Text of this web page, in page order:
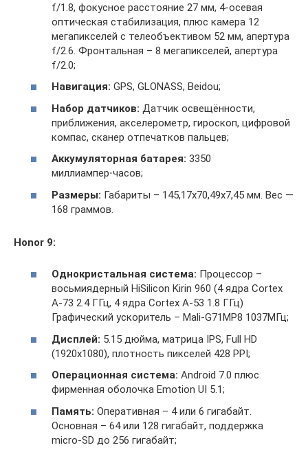
f/1.8, фокусное расстояние 27 мм, 4-осевая
оптическая стабилизация, плюс камера 12
мегапикселей с телеобъективом 52 мм, апертура
f/2.6. Фронтальная – 8 мегапикселей, апертура
f/2.0;
Навигация: GPS, GLONASS, Beidou;
Набор датчиков: Датчик освещённости,
приближения, акселерометр, гироскоп, цифровой
компас, сканер отпечатков пальцев;
Аккумуляторная батарея: 3350
миллиампер⋅часов;
Размеры: Габариты – 145,17х70,49х7,45 мм. Вес —
168 граммов.
Honor 9:
Однокристальная система: Процессор –
восьмиядерный HiSilicon Kirin 960 (4 ядра Cortex
A-73 2.4 ГГц, 4 ядра Cortex A-53 1.8 ГГц)
Графический ускоритель – Mali-G71MP8 1037МГц;
Дисплей: 5.15 дюйма, матрица IPS, Full HD
(1920х1080), плотность пикселей 428 PPI;
Операционная система: Android 7.0 плюс
фирменная оболочка Emotion UI 5.1;
Память: Оперативная – 4 или 6 гигабайт.
Основная – 64 или 128 гигабайт, поддержка
micro-SD до 256 гигабайт;